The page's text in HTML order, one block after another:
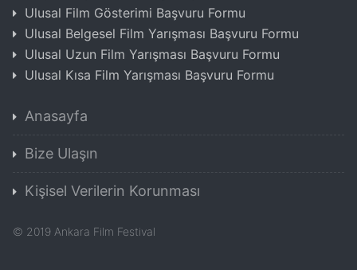
Ulusal Film Gösterimi Başvuru Formu
Ulusal Belgesel Film Yarışması Başvuru Formu
Ulusal Uzun Film Yarışması Başvuru Formu
Ulusal Kısa Film Yarışması Başvuru Formu
Anasayfa
Bize Ulaşın
Kişisel Verilerin Korunması
© 2019 Ankara Film Festival